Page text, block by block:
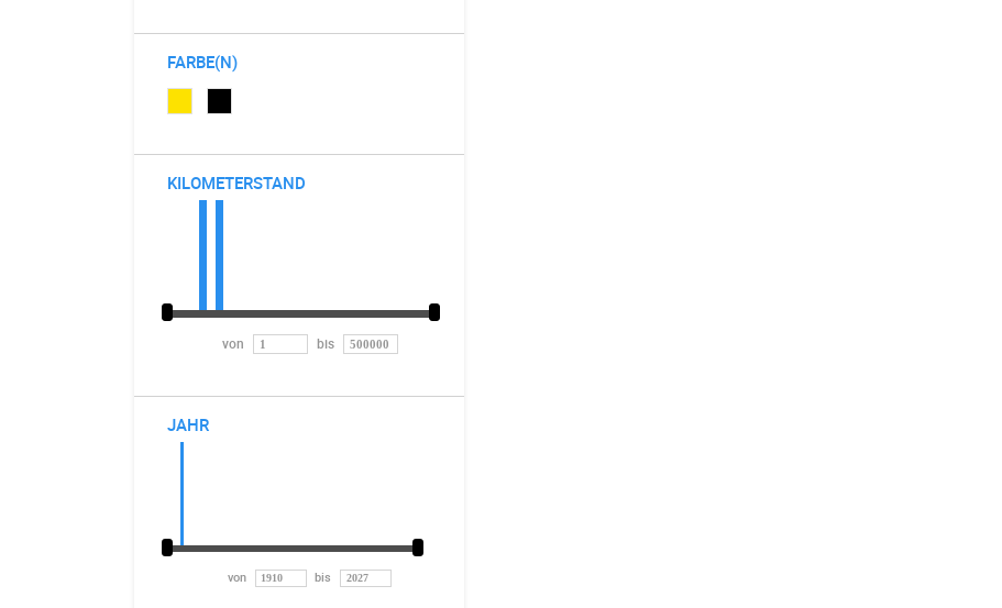
FARBE(N)
KILOMETERSTAND
von bis
JAHR